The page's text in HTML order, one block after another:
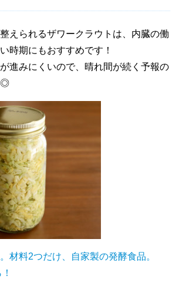
えられるザワークラウトは、内臓の働
時期にもおすすめです！
進みにくいので、晴れ間が続く予報の
◎
材料2つだけ、自家製の発酵食品。